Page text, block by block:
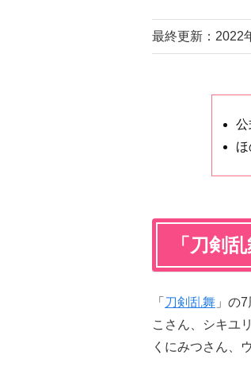
最終更新：2022
公
「刀剣
「 刀剣乱舞 」の
こさん、シキユ
くにみつさん、